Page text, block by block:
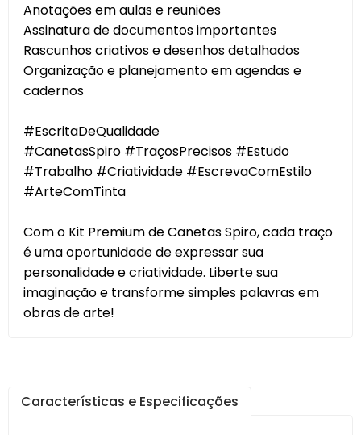
Anotações em aulas e reuniões
Assinatura de documentos importantes
Rascunhos criativos e desenhos detalhados
Organização e planejamento em agendas e
cadernos
#EscritaDeQualidade
#CanetasSpiro #TraçosPrecisos #Estudo
#Trabalho #Criatividade #EscrevaComEstilo
#ArteComTinta
Com o Kit Premium de Canetas Spiro, cada traço
é uma oportunidade de expressar sua
personalidade e criatividade. Liberte sua
imaginação e transforme simples palavras em
obras de arte!
Características e Especificações